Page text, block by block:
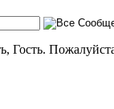
Гость.